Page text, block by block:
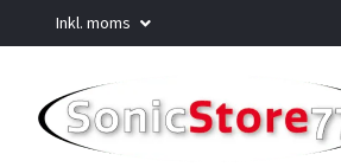
Inkl. moms